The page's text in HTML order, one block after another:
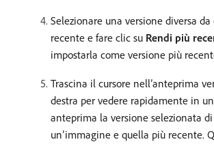
Selezionare una versione diversa
recente e fare clic su Rendi più
impostarla come versione più
Trascina il cursore nell’anteprima
destra per vedere rapidamente in
anteprima la versione selezionata di
un’immagine e quella più recente.